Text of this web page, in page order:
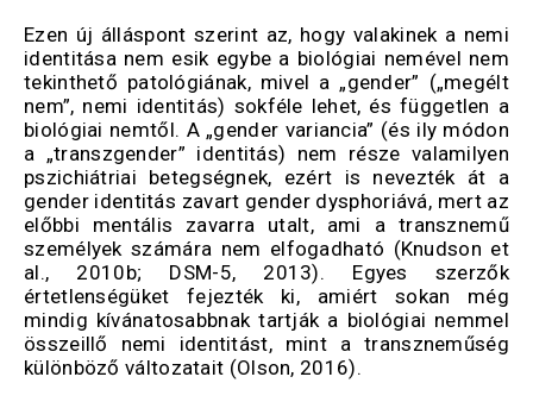
Ezen új álláspont szerint az, hogy valakinek a nemi
identitása nem esik egybe a biológiai nemével nem
tekinthető patológiának, mivel a „gender” („megélt
nem”, nemi identitás) sokféle lehet, és független a
biológiai nemtől. A „gender variancia” (és ily módon
a „transzgender” identitás) nem része valamilyen
pszichiátriai betegségnek, ezért is nevezték át a
gender identitás zavart gender dysphoriává, mert az
előbbi mentális zavarra utalt, ami a transznemű
személyek számára nem elfogadható (Knudson et
al., 2010b; DSM-5, 2013). Egyes szerzők
értetlenségüket fejezték ki, amiért sokan még
mindig kívánatosabbnak tartják a biológiai nemmel
összeillő nemi identitást, mint a transzneműség
különböző változatait (Olson, 2016).